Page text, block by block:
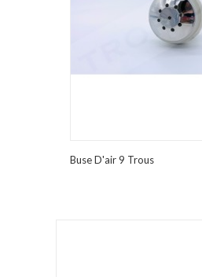
Buse D'air 9 Trous